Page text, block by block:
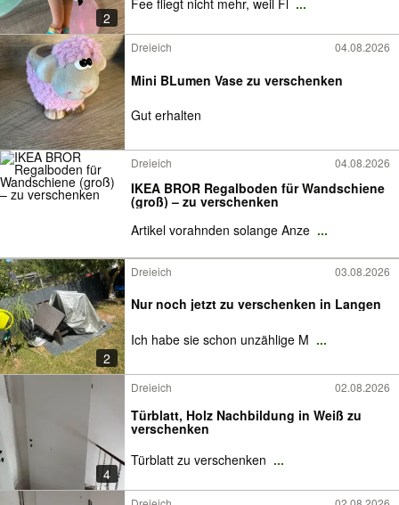
2
Fee fliegt nicht mehr, weil Fl ...
Dreieich 04.08.2026
Mini BLumen Vase zu verschenken
Gut erhalten
Dreieich 04.08.2026
IKEA BROR Regalboden für Wandschiene
(groß) – zu verschenken
Artikel vorahnden solange Anze ...
2
Dreieich 03.08.2026
Nur noch jetzt zu verschenken in Langen
Ich habe sie schon unzählige M ...
4
Dreieich 02.08.2026
Türblatt, Holz Nachbildung in Weiß zu
verschenken
Türblatt zu verschenken ...